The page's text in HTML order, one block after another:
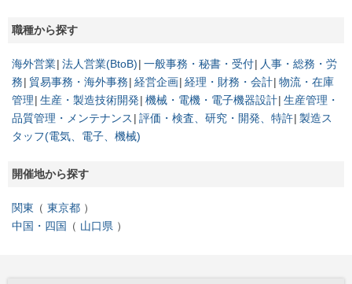
職種から探す
海外営業 法人営業(BtoB) 一般事務・秘書・受付
人事・総務・労
務
貿易事務・海外事務 経営企画 経理・財務・会計 物流・在庫
管理 生産・製造技術開発 機械・電機・電子機器設計 生産管理・
品質管理・メンテナンス
評価・検査、研究・開発、特許 製造ス
タッフ(電気、電子、機械)
開催地から探す
関東
東京都
中国・四国
山口県